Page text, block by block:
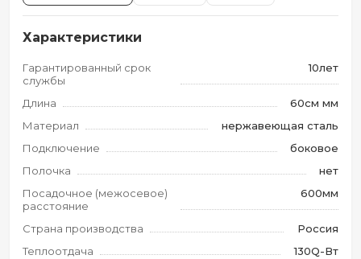
Характеристики
Гарантированный срок
службы
10лет
Длина
60см мм
Материал
нержавеющая сталь
Подключение
боковое
Полочка
нет
Посадочное (межосевое)
расстояние
600мм
Страна производства
Россия
Теплоотдача
130Q-Вт